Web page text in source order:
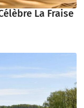
La Fraise